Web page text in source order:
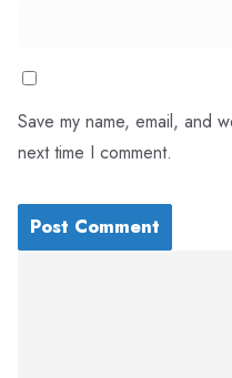
Save my name, email, and
next time I comment.